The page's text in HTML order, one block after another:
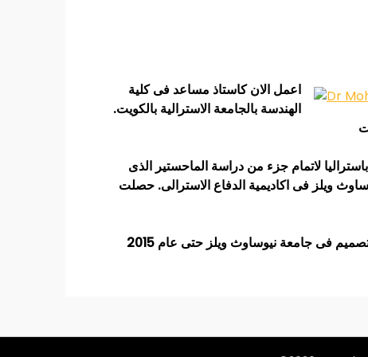
اعمل الان كاستاذ مساعد فى كلية
الهندسة بالجامعة الاسترالية بالكويت.
جامعة قناة السويس عام 2003. التحقت عام 2008 بجامعة كوينزلاند باستراليا لاتمام جزء من دراسة الماحستير الذى
من جامعة نيوساوث ويلز فى اكاديمية الدفاع الاسترالى. حصلت